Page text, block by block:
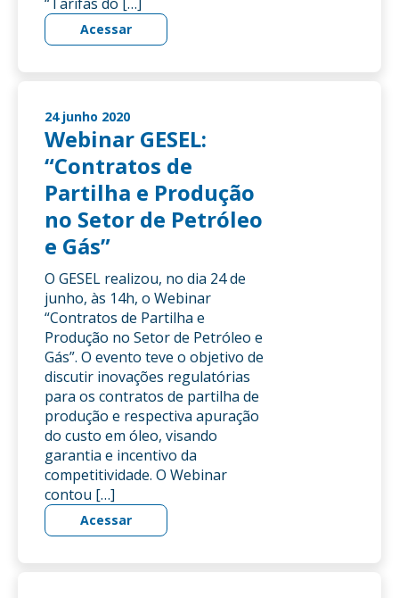
Acessar
24 junho 2020
Webinar GESEL:
“Contratos de
Partilha e Produção
no Setor de Petróleo
e Gás”
O GESEL realizou, no dia 24 de
junho, às 14h, o Webinar
“Contratos de Partilha e
Produção no Setor de Petróleo e
Gás”. O evento teve o objetivo de
discutir inovações regulatórias
para os contratos de partilha de
produção e respectiva apuração
do custo em óleo, visando
garantia e incentivo da
competitividade. O Webinar
contou […]
Acessar